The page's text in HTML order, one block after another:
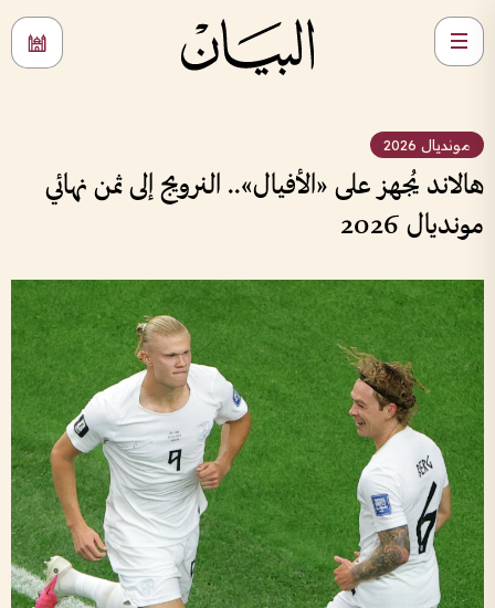
مونديال 2026
هالاند يُجهز على «الأفيال».. النرويج إلى ثمن نهائي
مونديال 2026